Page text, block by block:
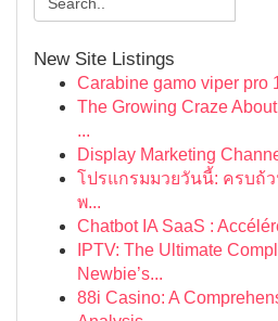
New Site Listings
Carabine gamo viper pro
The Growing Craze
...
Display Marketing
โปรแกรมมวยวันนี้: ครบถ้
พ...
Chatbot IA SaaS :
IPTV: The Ultimate
Newbie’s...
88i Casino: A